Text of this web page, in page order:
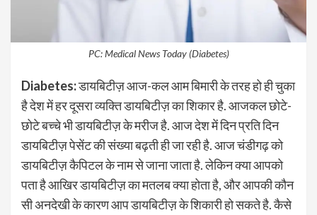
PC: Medical News Today (Diabetes)
Diabetes:डायबिटीज़ आज-कल आम बिमारी के तरह हो ही चुका
है देश में हर दूसरा व्यक्ति डायबिटीज़ का शिकार है. आजकल छोटे-
छोटे बच्चे भी डायबिटीज़ के मरीज है. आज देश में दिन प्रति दिन
डायबिटीज़ पेसेंट की संख्या बढ़ती ही जा रही है. आज चंडीगढ़ को
डायबिटीज़ कैपिटल के नाम से जाना जाता है. लेकिन क्या आपको
पता है आखिर डायबिटीज़ का मतलब क्या होता है, और आपकी कौन
सी अनदेखी के कारण आप डायबिटीज़ के शिकारी हो सकते है. कैसे